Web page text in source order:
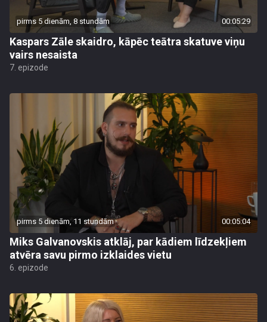
pirms 5 dienām, 8 stundām 00:05:29
Kaspars Zāle skaidro, kāpēc teātra skatuve viņu
vairs nesaista
7. epizode
pirms 5 dienām, 11 stundām 00:05:04
Miks Galvanovskis atklāj, par kādiem līdzekļiem
atvēra savu pirmo izklaides vietu
6. epizode